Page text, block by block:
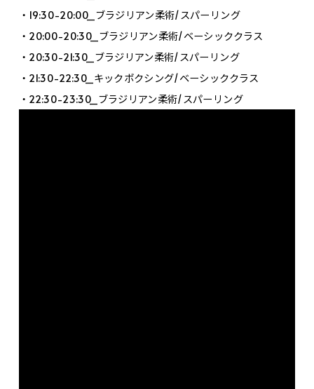
・19:30-20:00_ブラジリアン柔術/スパーリング
・20:00-20:30_ブラジリアン柔術/ベーシッククラス
・20:30-21:30_ブラジリアン柔術/スパーリング
・21:30-22:30_キックボクシング/ベーシッククラス
・22:30-23:30_ブラジリアン柔術/スパーリング